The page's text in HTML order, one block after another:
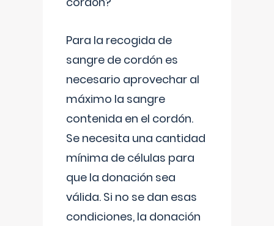
Para la recogida de
sangre de cordón es
necesario aprovechar al
máximo la sangre
contenida en el cordón.
Se necesita una cantidad
mínima de células para
que la donación sea
válida. Si no se dan esas
condiciones, la donación